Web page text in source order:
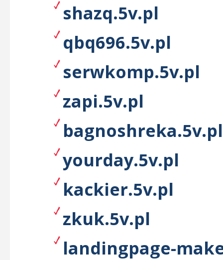
shazq.5v.pl
qbq696.5v.pl
serwkomp.5v.pl
zapi.5v.pl
bagnoshreka.5v.pl
yourday.5v.pl
kackier.5v.pl
zkuk.5v.pl
landingpage-